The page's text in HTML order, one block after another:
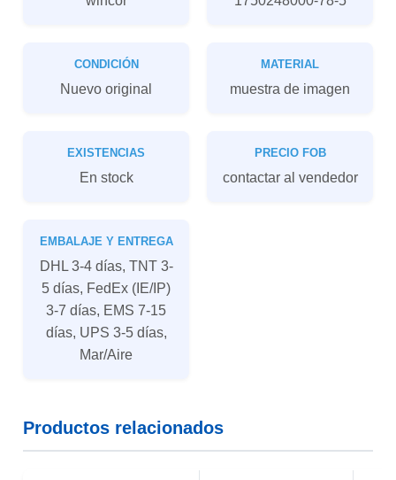
CONDICIÓN
Nuevo original
MATERIAL
muestra de imagen
EXISTENCIAS
En stock
PRECIO FOB
contactar al vendedor
EMBALAJE Y ENTREGA
DHL 3-4 días, TNT 3-
5 días, FedEx (IE/IP)
3-7 días, EMS 7-15
días, UPS 3-5 días,
Mar/Aire
Productos relacionados